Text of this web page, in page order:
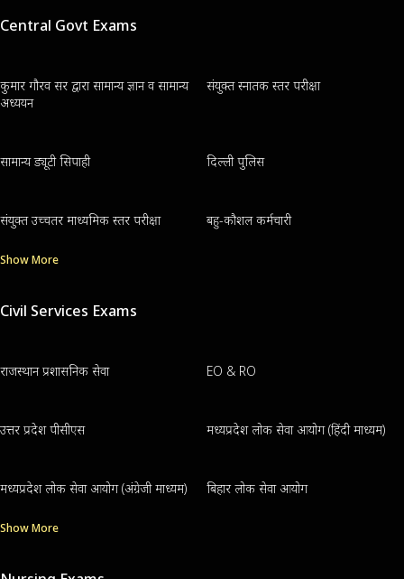
Central Govt Exams
कुमार गौरव सर द्वारा सामान्य ज्ञान व सामान्य
अध्ययन
संयुक्त स्नातक स्तर परीक्षा
सामान्य ड्यूटी सिपाही दिल्ली पुलिस
संयुक्त उच्चतर माध्यमिक स्तर परीक्षा बहु-कौशल कर्मचारी
Show More
Civil Services Exams
राजस्थान प्रशासनिक सेवा EO & RO
उत्तर प्रदेश पीसीएस मध्यप्रदेश लोक सेवा आयोग (हिंदी माध्यम)
मध्यप्रदेश लोक सेवा आयोग (अंग्रेजी माध्यम) बिहार लोक सेवा आयोग
Show More